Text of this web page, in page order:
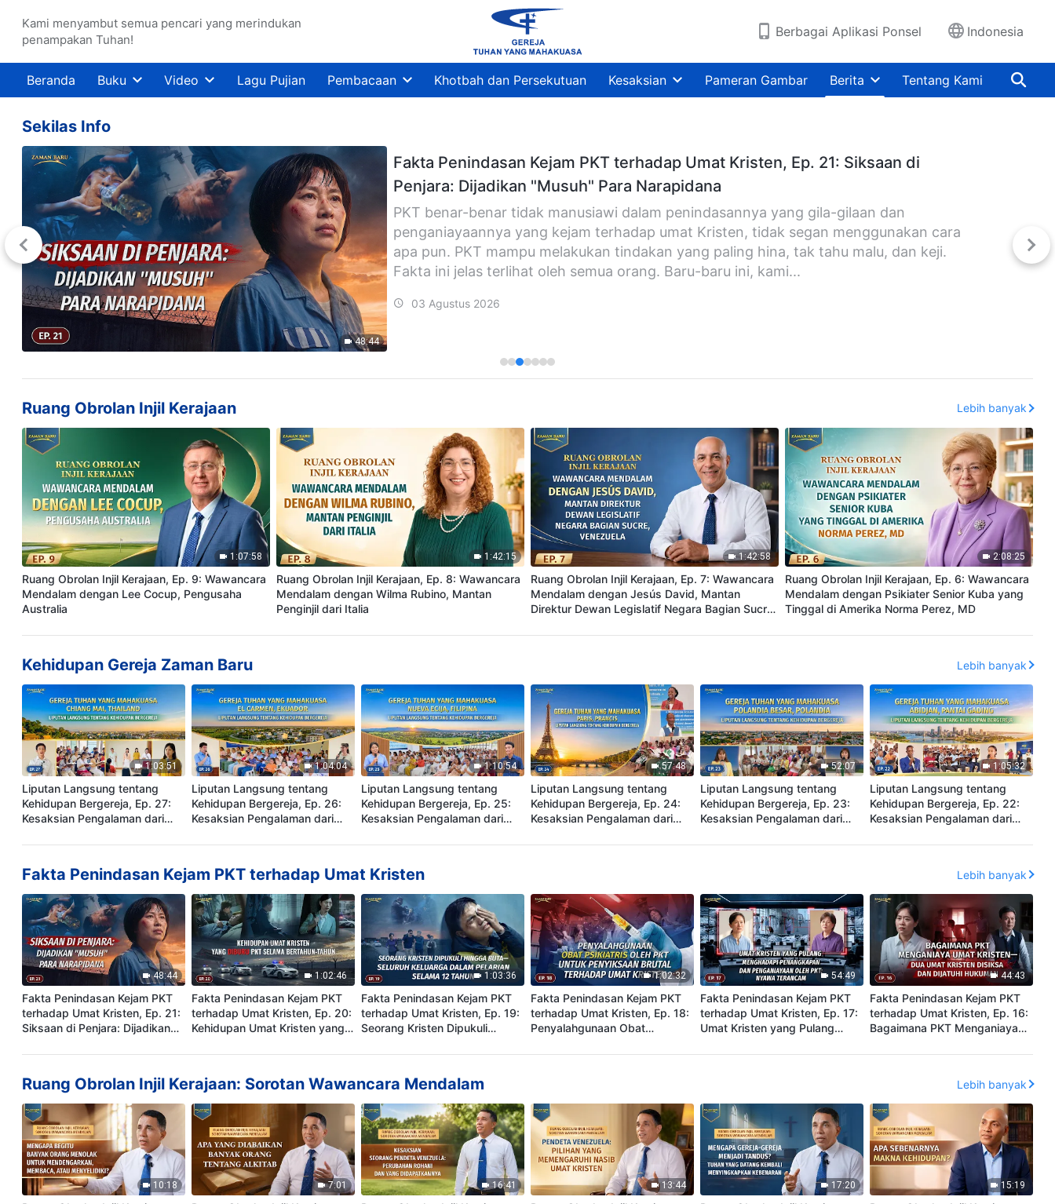
Kami menyambut semua pencari yang merindukan
penampakan Tuhan!
Berbagai Aplikasi Ponsel Indonesia
Beranda Buku Video Lagu Pujian Pembacaan Khotbah dan Persekutuan Kesaksian Pameran Gambar Berita Tentang Kami
Sekilas Info
48:44
Fakta Penindasan Kejam PKT terhadap Umat Kristen, Ep. 21: Siksaan di
Penjara: Dijadikan "Musuh" Para Narapidana
PKT benar-benar tidak manusiawi dalam penindasannya yang gila-gilaan dan
penganiayaannya yang kejam terhadap umat Kristen, tidak segan menggunakan cara
apa pun. PKT mampu melakukan tindakan yang paling hina, tak tahu malu, dan keji.
Fakta ini jelas terlihat oleh semua orang. Baru-baru ini, kami...
03 Agustus 2026
Ruang Obrolan Injil Kerajaan Lebih banyak
1:07:58
Ruang Obrolan Injil Kerajaan, Ep. 9: Wawancara
Mendalam dengan Lee Cocup, Pengusaha
Australia
1:42:15
Ruang Obrolan Injil Kerajaan, Ep. 8: Wawancara
Mendalam dengan Wilma Rubino, Mantan
Penginjil dari Italia
1:42:58
Ruang Obrolan Injil Kerajaan, Ep. 7: Wawancara
Mendalam dengan Jesús David, Mantan
Direktur Dewan Legislatif Negara Bagian Sucre,
2:08:25
Ruang Obrolan Injil Kerajaan, Ep. 6: Wawancara
Mendalam dengan Psikiater Senior Kuba yang
Tinggal di Amerika Norma Perez, MD
Kehidupan Gereja Zaman Baru Lebih banyak
1:03:51
Liputan Langsung tentang
Kehidupan Bergereja, Ep. 27:
Kesaksian Pengalaman dari
Chiang Mai, Thailand:
Sangatlah Berharga
1:04:04
Liputan Langsung tentang
Kehidupan Bergereja, Ep. 26:
Kesaksian Pengalaman dari
El Carmen, Ekuador: Akhirnya
Disucikan dari Dosa
1:10:54
Liputan Langsung tentang
Kehidupan Bergereja, Ep. 25:
Kesaksian Pengalaman dari
Nueva Ecija, Filipina: Hanya
Memahami Kebenaran, Orang
Dapat Memperoleh Kebebasan
dan Kelepasan
57:48
Liputan Langsung tentang
Kehidupan Bergereja, Ep. 24:
Kesaksian Pengalaman dari
Paris, Prancis: Hanya dengan
Perbuatan Dosa Dapat
Diselesaikan
52:07
Liputan Langsung tentang
Kehidupan Bergereja, Ep. 23:
Kesaksian Pengalaman dari
Polandia Besar, Polandia:
1:05:32
Liputan Langsung tentang
Kehidupan Bergereja, Ep. 22:
Kesaksian Pengalaman dari
Abidjan, Pantai Gading: Hanya
Kebenaran Kita Dapat
Membebaskan Diri dari
Belenggu Watak Rusak
Fakta Penindasan Kejam PKT terhadap Umat Kristen Lebih banyak
48:44
Fakta Penindasan Kejam PKT
terhadap Umat Kristen, Ep. 21:
Siksaan di Penjara: Dijadikan
1:02:46
Fakta Penindasan Kejam PKT
terhadap Umat Kristen, Ep. 20:
Kehidupan Umat Kristen yang
tahun
1:03:36
Fakta Penindasan Kejam PKT
terhadap Umat Kristen, Ep. 19:
Seorang Kristen Dipukuli
dalam Pelarian Selama 12
1:02:32
Fakta Penindasan Kejam PKT
terhadap Umat Kristen, Ep. 18:
Penyalahgunaan Obat
Penyiksaan Brutal terhadap
54:49
Fakta Penindasan Kejam PKT
terhadap Umat Kristen, Ep. 17:
Umat Kristen yang Pulang
Penganiayaan oleh PKT: Nyawa
44:43
Fakta Penindasan Kejam PKT
terhadap Umat Kristen, Ep. 16:
Bagaimana PKT Menganiaya
Kristen Disiksa dan Dijatuhi
Ruang Obrolan Injil Kerajaan: Sorotan Wawancara Mendalam Lebih banyak
10:18 7:01 16:41 13:44 17:20 15:19